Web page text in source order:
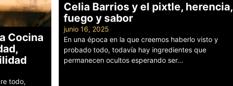
Cocina
todo,
Celia Barrios y el pixtle, herencia,
fuego y sabor
junio 16, 2025
En una época en la que creemos haberlo visto y
probado todo, todavía hay ingredientes que
permanecen ocultos esperando ser...